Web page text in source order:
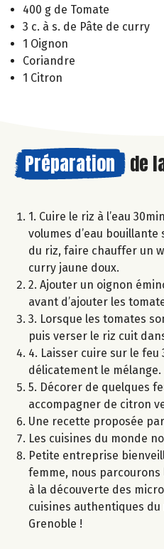
400 g de Tomate
3 c. à s. de Pâte de curry
1 Oignon
Coriandre
1 Citron
Préparation de
1. Cuire le riz à l’eau
volumes d’eau
du riz, faire chauffer un
curry jaune doux.
2. Ajouter un oignon
avant d’ajouter les
3. Lorsque les tomates
puis verser le riz cuit
4. Laisser cuire sur le
délicatement le mélange.
5. Décorer de quelques
accompagner de citron
Une recette proposée
Les cuisines du monde
Petite entreprise
femme, nous parcourons
à la découverte des
cuisines authentiques du
Grenoble !